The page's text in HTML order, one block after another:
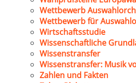
Wettbewerb
Wettbewerb für
Wirtschaftsstudie
Wissenschaftliche
Wissenstransfer
Wissenstransfer: Musik
Zahlen und Fakten